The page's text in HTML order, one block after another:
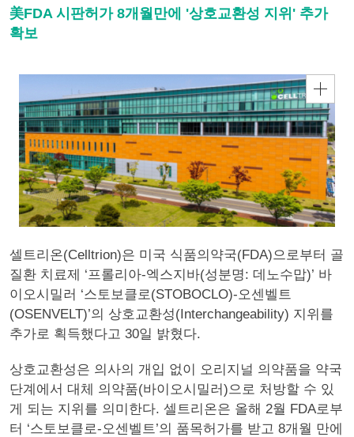
美FDA 시판허가 8개월만에 '상호교환성 지위' 추가
확보
셀트리온(Celltrion)은 미국 식품의약국(FDA)으로부터 골
질환 치료제 ‘프롤리아-엑스지바(성분명: 데노수맙)’ 바
이오시밀러 ‘스토보클로(STOBOCLO)-오센벨트
(OSENVELT)’의 상호교환성(Interchangeability) 지위를
추가로 획득했다고 30일 밝혔다.
상호교환성은 의사의 개입 없이 오리지널 의약품을 약국
단계에서 대체 의약품(바이오시밀러)으로 처방할 수 있
게 되는 지위를 의미한다. 셀트리온은 올해 2월 FDA로부
터 ‘스토보클로-오센벨트’의 품목허가를 받고 8개월 만에